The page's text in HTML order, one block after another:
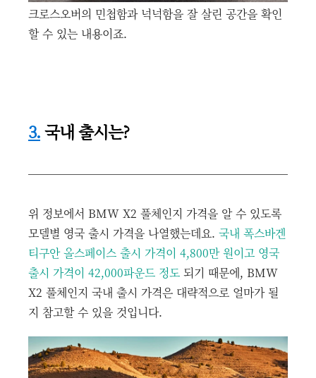
크로스오버의 민첩함과 넉넉함을 잘 살린 공간을 확인
할 수 있는 내용이죠.
3.국내 출시는?
위 정보에서 BMW X2 풀체인지 가격을 알 수 있도록
모델별 영국 출시 가격을 나열했는데요. 국내 폭스바겐
티구안 올스페이스 출시 가격이 4,800만 원이고 영국
출시 가격이 42,000파운드 정도 되기 때문에, BMW
X2 풀체인지 국내 출시 가격은 대략적으로 얼마가 될
지 참고할 수 있을 것입니다.